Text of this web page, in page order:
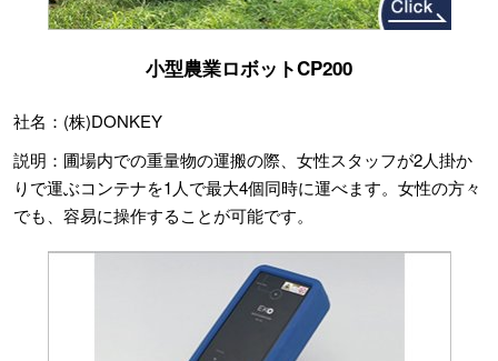
小型農業ロボットCP200
社名：(株)DONKEY
説明：圃場内での重量物の運搬の際、女性スタッフが2人掛か
りで運ぶコンテナを1人で最大4個同時に運べます。女性の方々
でも、容易に操作することが可能です。